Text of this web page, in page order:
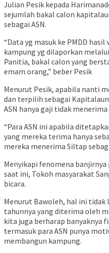
Julian Pesik kepada
sejumlah bakal calon
sebagai ASN.
“Data yg masuk ke PMDD
kampung yg dilaporkan
Panitia, bakal calon yang
emam orang,” beber Pesik
Menurut Pesik, apabila nanti
dan terpilih sebagai
ASN hanya gaji tidak
“Para ASN ini apabila
yang mereka terima hanya
mereka menerima Siltap
Menyikapi fenomena
saat ini, Tokoh masyarakat
bicara.
Menurut Bawoleh, hal ini tidak
tahunnya yang diterima oleh
kita juga berharap banyaknya
termasuk para ASN punya
membangun kampung.